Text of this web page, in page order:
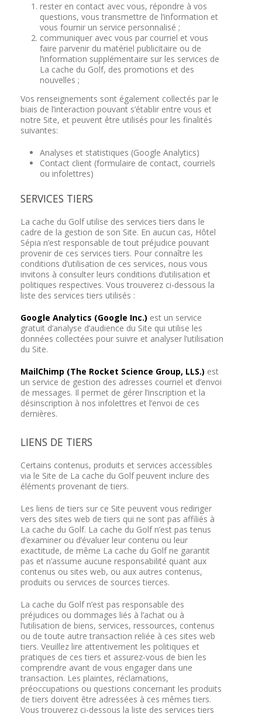
rester en contact avec vous, répondre à vos
questions, vous transmettre de l’information et
vous fournir un service personnalisé ;
communiquer avec vous par courriel et vous
faire parvenir du matériel publicitaire ou de
l’information supplémentaire sur les services de
La cache du Golf, des promotions et des
nouvelles ;
Vos renseignements sont également collectés par le
biais de l’interaction pouvant s’établir entre vous et
notre Site, et peuvent être utilisés pour les finalités
suivantes:
Analyses et statistiques (Google Analytics)
Contact client (formulaire de contact, courriels
ou infolettres)
SERVICES TIERS
La cache du Golf utilise des services tiers dans le
cadre de la gestion de son Site. En aucun cas, Hôtel
Sépia n’est responsable de tout préjudice pouvant
provenir de ces services tiers. Pour connaître les
conditions d’utilisation de ces services, nous vous
invitons à consulter leurs conditions d’utilisation et
politiques respectives. Vous trouverez ci-dessous la
liste des services tiers utilisés :
Google Analytics (Google Inc.) est un service
gratuit d’analyse d’audience du Site qui utilise les
données collectées pour suivre et analyser l’utilisation
du Site.
MailChimp (The Rocket Science Group, LLS.) est
un service de gestion des adresses courriel et d’envoi
de messages. Il permet de gérer l’inscription et la
désinscription à nos infolettres et l’envoi de ces
dernières.
LIENS DE TIERS
Certains contenus, produits et services accessibles
via le Site de La cache du Golf peuvent inclure des
éléments provenant de tiers.
Les liens de tiers sur ce Site peuvent vous rediriger
vers des sites web de tiers qui ne sont pas affiliés à
La cache du Golf. La cache du Golf n’est pas tenus
d’examiner ou d’évaluer leur contenu ou leur
exactitude, de même La cache du Golf ne garantit
pas et n’assume aucune responsabilité quant aux
contenus ou sites web, ou aux autres contenus,
produits ou services de sources tierces.
La cache du Golf n’est pas responsable des
préjudices ou dommages liés à l’achat ou à
l’utilisation de biens, services, ressources, contenus
ou de toute autre transaction reliée à ces sites web
tiers. Veuillez lire attentivement les politiques et
pratiques de ces tiers et assurez-vous de bien les
comprendre avant de vous engager dans une
transaction. Les plaintes, réclamations,
préoccupations ou questions concernant les produits
de tiers doivent être adressées à ces mêmes tiers.
Vous trouverez ci-dessous la liste des services tiers